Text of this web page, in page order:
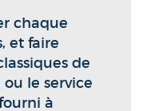
chaque
et faire
de
le service
à